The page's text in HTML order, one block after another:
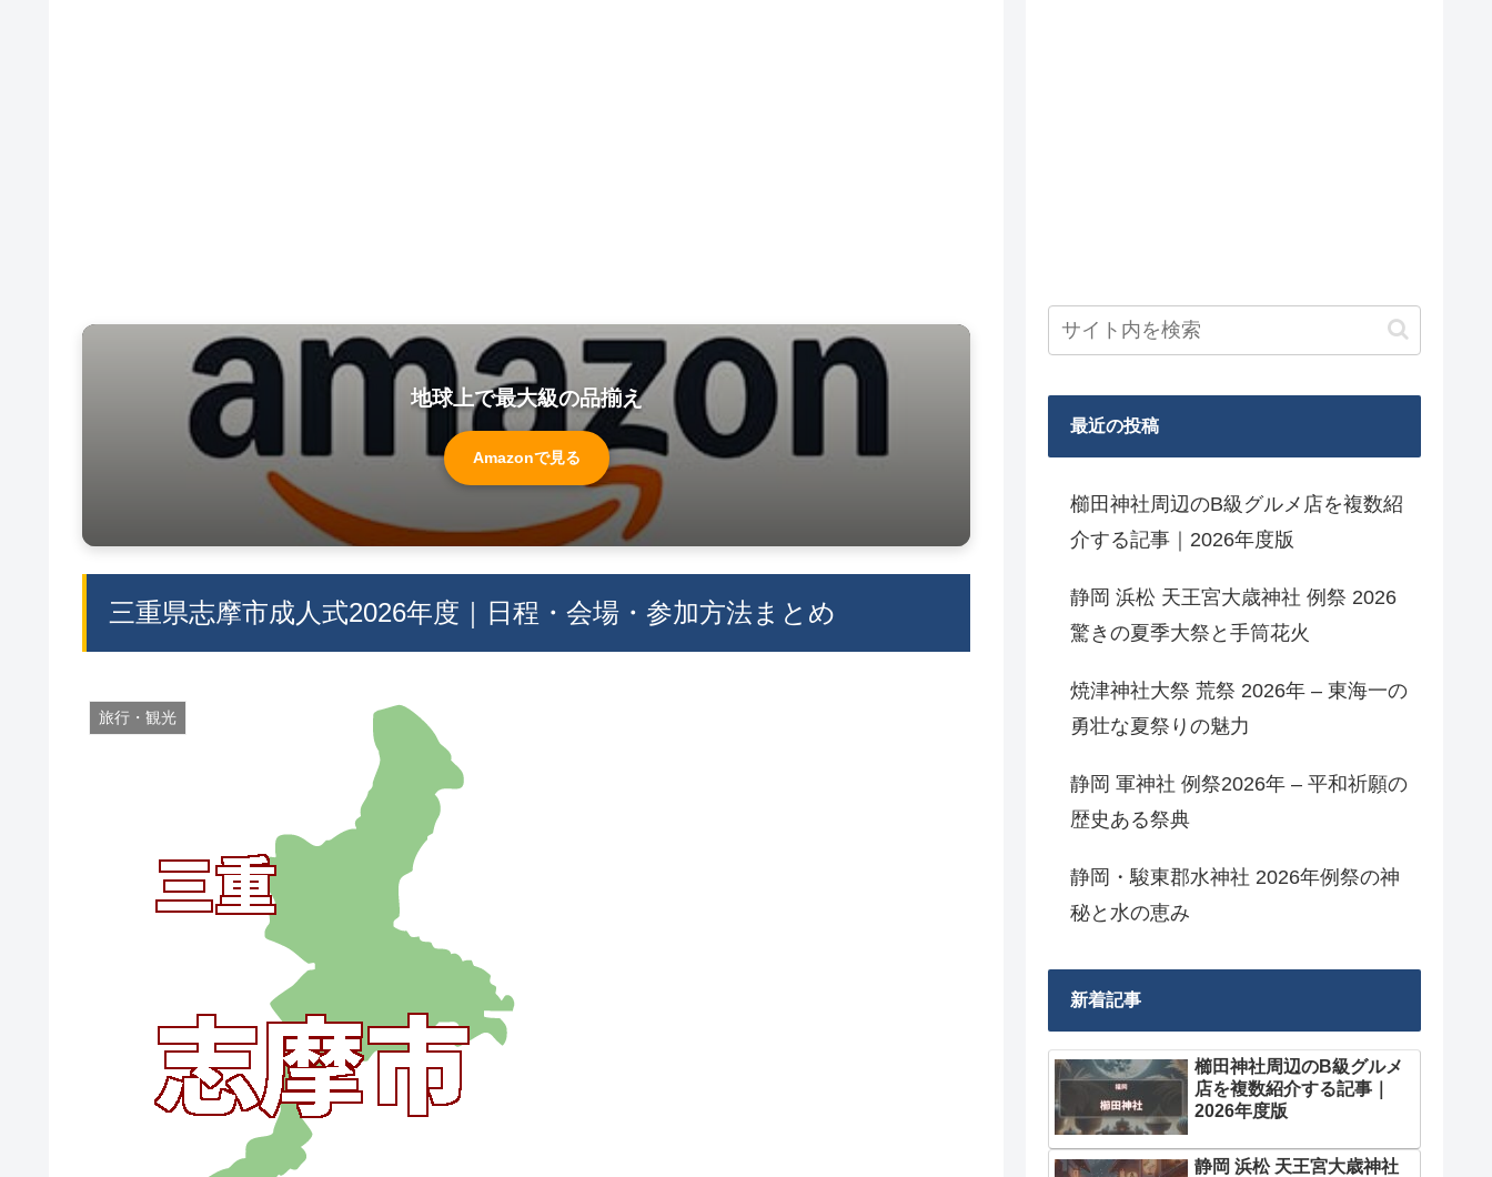
地球上で最大級の品揃え
Amazonで見る
三重県志摩市成人式2026年度｜日程・会場・参加方法まとめ
旅行・観光
最近の投稿
櫛田神社周辺のB級グルメ店を複数紹
介する記事｜2026年度版
静岡 浜松 天王宮大歳神社 例祭 2026
驚きの夏季大祭と手筒花火
焼津神社大祭 荒祭 2026年 – 東海一の
勇壮な夏祭りの魅力
静岡 軍神社 例祭2026年 – 平和祈願の
歴史ある祭典
静岡・駿東郡水神社 2026年例祭の神
秘と水の恵み
新着記事
櫛田神社周辺のB級グルメ
店を複数紹介する記事｜
2026年度版
静岡 浜松 天王宮大歳神社